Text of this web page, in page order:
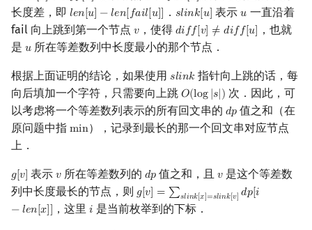
长度差，即 𝑙𝑒𝑛[𝑢] −𝑙𝑒𝑛[𝑓𝑎𝑖𝑙[𝑢]]
len[u −l en[fail[u]] ． 𝑠𝑙𝑖𝑛𝑘[𝑢]
slink[u] 表示𝑢
u 一直沿着
fail 向上跳到第一个节点 𝑣
v，使得 𝑑𝑖𝑓𝑓[𝑣] ≠ 𝑑𝑖𝑓𝑓[𝑢]
diff[v]≠ di ff[u]
，也就
是 𝑢
u 所在等差数列中长度最小的那个节点．
根据上面证明的结论，如果使用 𝑠𝑙𝑖𝑛𝑘
slink 指针向上跳的话，每
向后填加一个字符，只需要向上跳 𝑂(log|𝑠|)
O(log| s| ) 次．因此，可
以考虑将一个等差数列表示的所有回文串的 𝑑𝑝
dp 值之和（在
原问题中指 min
min），记录到最长的那一个回文串对应节点
上．
𝑔[𝑣]
g[v] 表示𝑣
v 所在等差数列的 𝑑𝑝
dp 值之和，且𝑣
v 是这个等差数
列中长度最长的节点，则 𝑔[𝑣] = ∑𝑠𝑙𝑖𝑛𝑘[𝑥]=𝑠𝑙𝑖𝑛𝑘[𝑣] 𝑑𝑝[𝑖
−𝑙𝑒𝑛[𝑥]]
g[v] =∑ slink[x]=slink[v ]dp[
，这里𝑖
i 是当前枚举到的下标．